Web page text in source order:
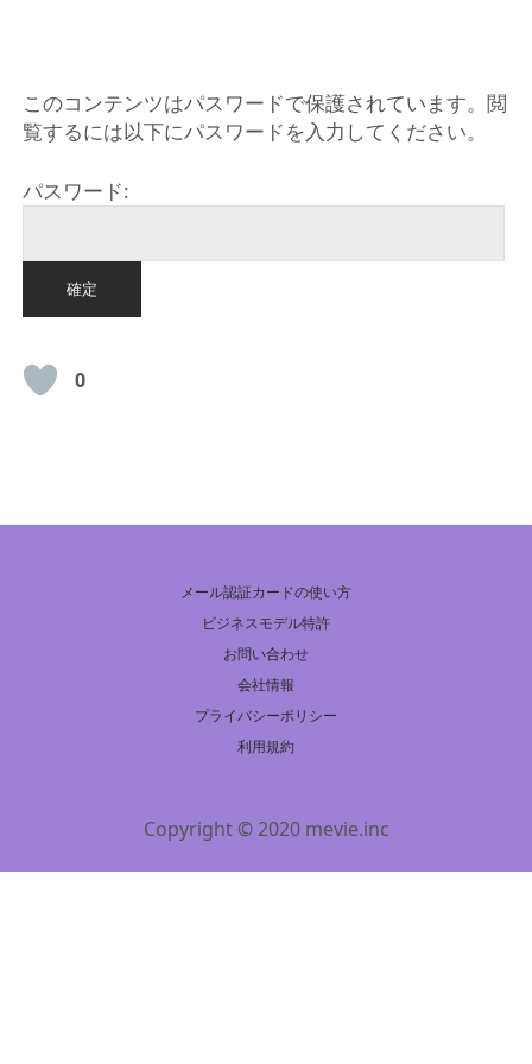
このコンテンツはパスワードで保護されています。閲
覧するには以下にパスワードを入力してください。
パスワード:
0
メール認証カードの使い方
ビジネスモデル特許
お問い合わせ
会社情報
プライバシーポリシー
利用規約
Copyright © 2020 mevie.inc